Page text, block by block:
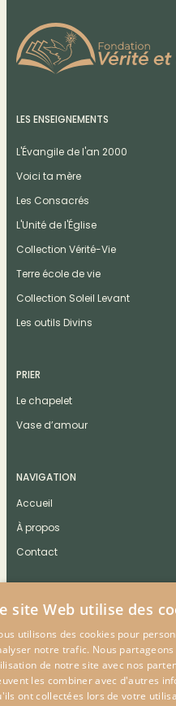
LES ENSEIGNEMENTS
L'Évangile de l'an 2000
Voici ta mère
Les Consacrés
L'Unité de l'Église
Collection Vérité-Vie
Terre école de vie
Collection Soleil Levant
Les outils Divins
PRIER
Le chapelet
Vase d’amour
NAVIGATION
Accueil
À propos
Contact
CONTACT
site Web utilise des
utilisons des cookies pour
notre trafic. Nous
de notre site avec nos
les combiner avec d'autres
ont collectées lors de votre